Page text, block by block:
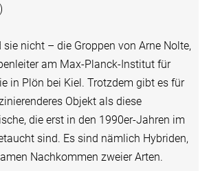
nicht – die Groppen von Arne Nolte,
am Max-Planck-Institut für
in Plön bei Kiel. Trotzdem gibt es für
Objekt als diese
die erst in den 1990er-Jahren im
sind. Es sind nämlich Hybriden,
Nachkommen zweier Arten.